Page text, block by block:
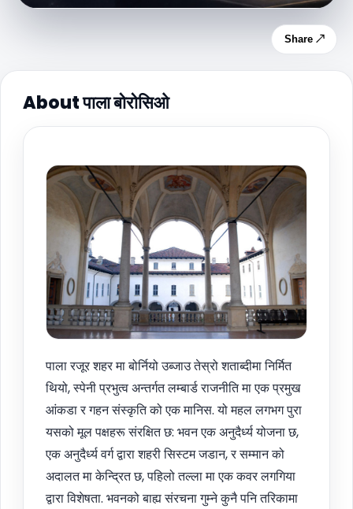
Share ↗
About पाला बोरोसिओ
पाला रजूर शहर मा बोर्नियो उब्जाउ तेस्रो शताब्दीमा निर्मित
थियो, स्पेनी प्रभुत्व अन्तर्गत लम्बार्ड राजनीति मा एक प्रमुख
आंकडा र गहन संस्कृति को एक मानिस. यो महल लगभग पुरा
यसको मूल पक्षहरू संरक्षित छ: भवन एक अनुदैर्ध्य योजना छ,
एक अनुदैर्ध्य वर्ग द्वारा शहरी सिस्टम जडान, र सम्मान को
अदालत मा केन्द्रित छ, पहिलो तल्ला मा एक कवर लगगिया
द्वारा विशेषता. भवनको बाह्य संरचना गुम्ने कुनै पनि तरिकामा